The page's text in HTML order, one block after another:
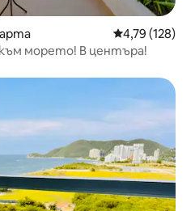
Средна
4,79 (128)
морето! В центъра!